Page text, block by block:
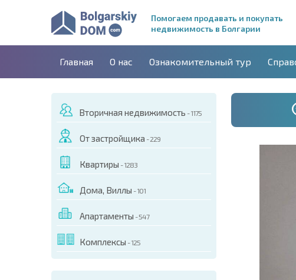
Помогаем продавать и покупать
недвижимость в Болгарии
Главная О нас Ознакомительный тур
Вторичная недвижимость - 1175
От застройщика - 229
Квартиры - 1283
Дома, Виллы - 101
Апартаменты - 547
Комплексы - 125
ЭТОГО ОБЪЕКТА